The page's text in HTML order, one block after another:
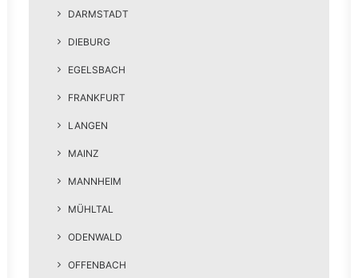
DARMSTADT
DIEBURG
EGELSBACH
FRANKFURT
LANGEN
MAINZ
MANNHEIM
MÜHLTAL
ODENWALD
OFFENBACH